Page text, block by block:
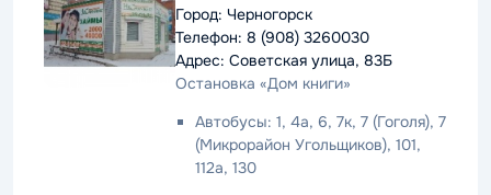
Город: Черногорск
Телефон: 8 (908) 3260030
Адрес: Советская улица, 83Б
Остановка «Дом книги»
Автобусы: 1, 4а, 6, 7к, 7 (Гоголя), 7
(Микрорайон Угольщиков), 101,
112а, 130